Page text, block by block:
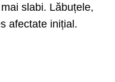
slabi. Lăbuțele,
afectate inițial.